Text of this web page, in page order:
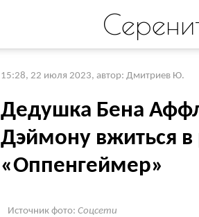
15:28, 22 июля 2023, автор: Дмитриев Ю.
Дедушка Бена
Дэймону вжиться
«Оппенгеймер»
Источник фото: Соцсети